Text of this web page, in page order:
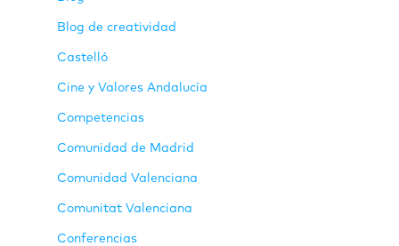
Blog de creatividad
Castelló
Cine y Valores Andalucía
Competencias
Comunidad de Madrid
Comunidad Valenciana
Comunitat Valenciana
Conferencias